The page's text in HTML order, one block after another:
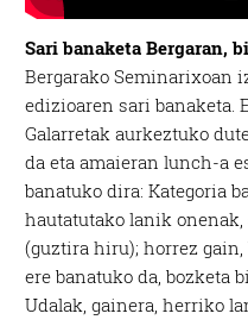
Sari banaketa Bergaran,
Bergarako Seminarixoan
edizioaren sari banaketa.
Galarretak aurkeztuko
da eta amaieran lunch-a
banatuko dira: Kategoria
hautatutako lanik onenak,
(guztira hiru); horrez
ere banatuko da, bozketa
Udalak, gainera, herriko